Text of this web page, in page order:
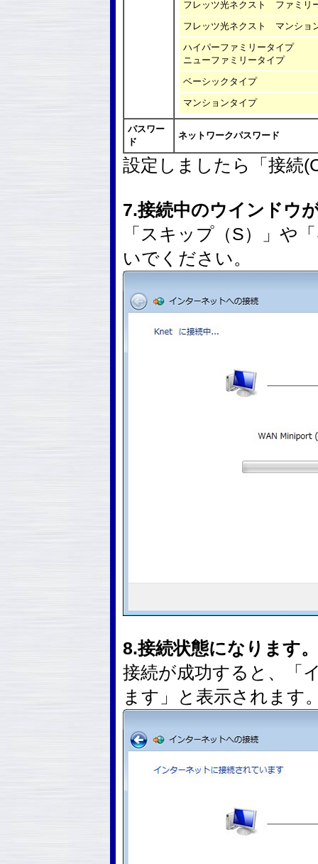
フレッツ光ネクスト ファミリ
フレッツ光ネクスト マンショ
ハイパーファミリータイプ
ニューファミリータイプ
ベーシックタイプ
マンションタイプ
パスワー
ド
ネットワークパスワード
設定しましたら「接続
7.接続中のウインドウ
「スキップ（S）」や
いでください。
8.接続状態になります。
接続が成功すると、「
ます」と表示されます